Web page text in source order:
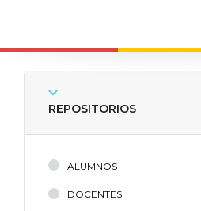
REPOSITORIOS
ALUMNOS
DOCENTES